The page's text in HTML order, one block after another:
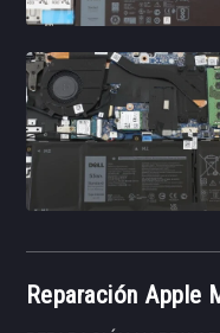
Reparación Apple